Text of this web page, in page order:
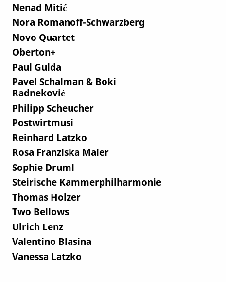
Nenad Mitić
Nora Romanoff-Schwarzberg
Novo Quartet
Oberton+
Paul Gulda
Pavel Schalman & Boki
Radneković
Philipp Scheucher
Postwirtmusi
Reinhard Latzko
Rosa Franziska Maier
Sophie Druml
Steirische Kammerphilharmonie
Thomas Holzer
Two Bellows
Ulrich Lenz
Valentino Blasina
Vanessa Latzko